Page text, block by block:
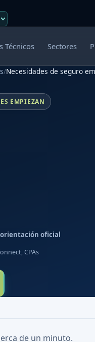
Técnicos Sectores
/Necesidades de seguro
EMPIEZAN
orientación oficial
CPAs
de un minuto.